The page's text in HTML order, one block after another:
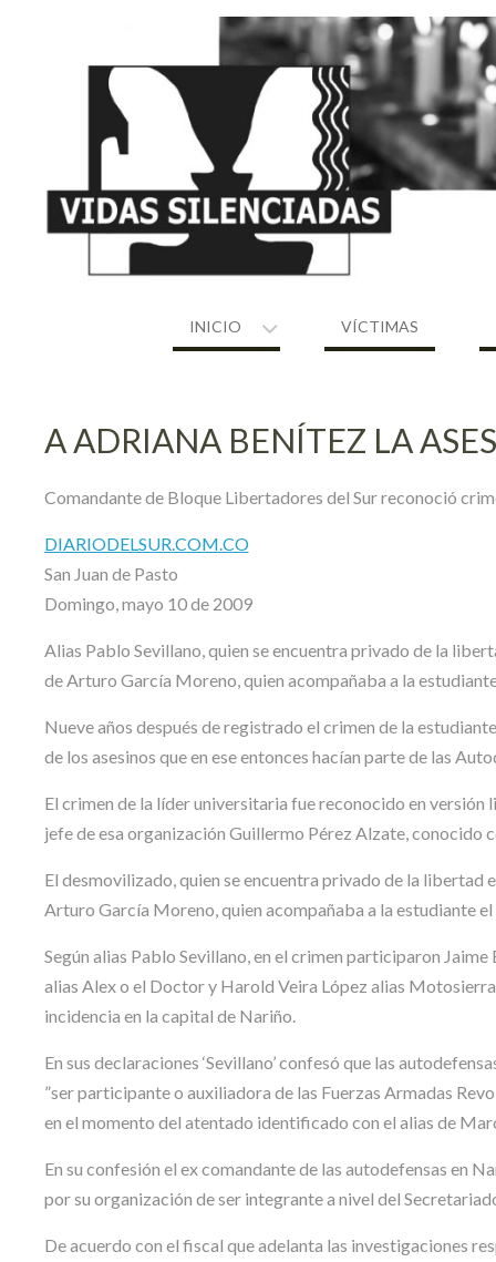
INICIO VÍCTIMAS
A ADRIANA BENÍTEZ LA
Comandante de Bloque Libertadores del Sur reconoció
DIARIODELSUR.COM.CO
San Juan de Pasto
Domingo, mayo 10 de 2009
Alias Pablo Sevillano, quien se encuentra privado de la
de Arturo García Moreno, quien acompañaba a la
Nueve años después de registrado el crimen de la
de los asesinos que en ese entonces hacían parte de las
El crimen de la líder universitaria fue reconocido en
jefe de esa organización Guillermo Pérez Alzate, conocido
El desmovilizado, quien se encuentra privado de la libertad
Arturo García Moreno, quien acompañaba a la estudiante
Según alias Pablo Sevillano, en el crimen participaron
alias Alex o el Doctor y Harold Veira López alias
incidencia en la capital de Nariño.
En sus declaraciones ‘Sevillano’ confesó que las
”ser participante o auxiliadora de las Fuerzas Armadas
en el momento del atentado identificado con el alias de
En su confesión el ex comandante de las autodefensas en
por su organización de ser integrante a nivel del
De acuerdo con el fiscal que adelanta las investigaciones